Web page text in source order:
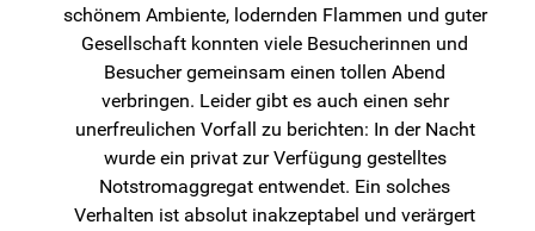
schönem Ambiente, lodernden Flammen und guter
Gesellschaft konnten viele Besucherinnen und
Besucher gemeinsam einen tollen Abend
verbringen. Leider gibt es auch einen sehr
unerfreulichen Vorfall zu berichten: In der Nacht
wurde ein privat zur Verfügung gestelltes
Notstromaggregat entwendet. Ein solches
Verhalten ist absolut inakzeptabel und verärgert